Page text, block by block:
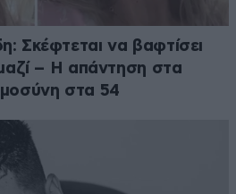
Σκέφτεται να βαφτίσει
– Η απάντηση στα
στα 54